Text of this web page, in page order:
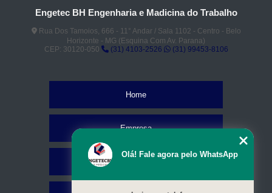
Engetec BH Engenharia e Madicina do Trabalho
Rua Dos Tamoios, 666 - 11° Andar / Sala 1102 - Centro - Belo
Horizonte - MG (Esquina Com Av. Parana)
CEP: 30120-050
(31) 4103-2526 (31) 99453-8106
Home
Empresa
Olá! Fale agora pelo WhatsApp